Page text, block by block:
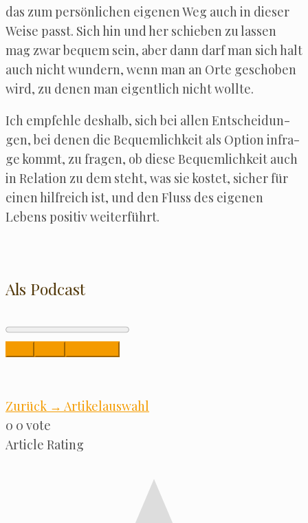
das zum per­sön­li­chen eige­nen Weg auch in die­ser
Wei­se passt. Sich hin und her schie­ben zu las­sen
mag zwar bequem sein, aber dann darf man sich halt
auch nicht wun­dern, wenn man an Orte gescho­ben
wird, zu denen man eigent­lich nicht wollte.
Ich emp­feh­le des­halb, sich bei allen Ent­schei­dun­
gen, bei denen die Bequem­lich­keit als Opti­on infra­
ge kommt, zu fra­gen, ob die­se Bequem­lich­keit auch
in Rela­ti­on zu dem steht, was sie kos­tet, sicher für
einen hilf­reich ist, und den Fluss des eige­nen
Lebens posi­tiv weiterführt.
Als Podcast
Zurück → Artikelauswahl
0 0 vote
Arti­cle Rating